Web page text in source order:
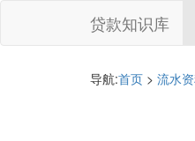
贷款知识库
导航:首页 > 流水